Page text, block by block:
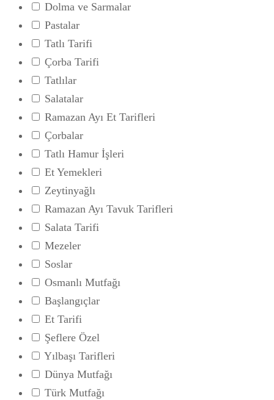
Dolma ve Sarmalar
Pastalar
Tatlı Tarifi
Çorba Tarifi
Tatlılar
Salatalar
Ramazan Ayı Et Tarifleri
Çorbalar
Tatlı Hamur İşleri
Et Yemekleri
Zeytinyağlı
Ramazan Ayı Tavuk Tarifleri
Salata Tarifi
Mezeler
Soslar
Osmanlı Mutfağı
Başlangıçlar
Et Tarifi
Şeflere Özel
Yılbaşı Tarifleri
Dünya Mutfağı
Türk Mutfağı